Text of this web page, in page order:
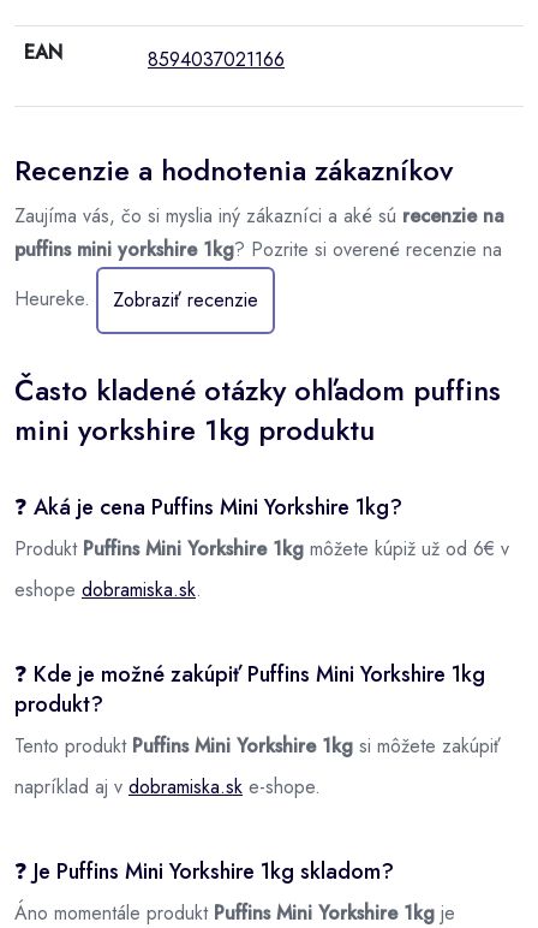
EAN 8594037021166
Recenzie a hodnotenia zákazníkov
Zaujíma vás, čo si myslia iný zákazníci a aké sú recenzie na
puffins mini yorkshire 1kg? Pozrite si overené recenzie na
Heureke.
Zobraziť recenzie
Často kladené otázky ohľadom puffins
mini yorkshire 1kg produktu
❓ Aká je cena Puffins Mini Yorkshire 1kg?
Produkt Puffins Mini Yorkshire 1kg môžete kúpiž už od 6€ v
eshope dobramiska.sk.
❓ Kde je možné zakúpiť Puffins Mini Yorkshire 1kg
produkt?
Tento produkt Puffins Mini Yorkshire 1kg si môžete zakúpiť
napríklad aj v dobramiska.sk e-shope.
❓ Je Puffins Mini Yorkshire 1kg skladom?
Áno momentále produkt Puffins Mini Yorkshire 1kg je